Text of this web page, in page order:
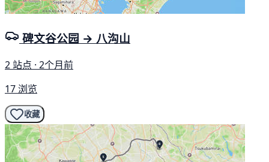
碑文谷公园 → 八沟山
2 站点 · 2个月前
17 浏览
收藏